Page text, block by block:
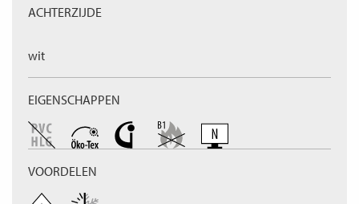
ACHTERZIJDE
wit
EIGENSCHAPPEN
VOORDELEN